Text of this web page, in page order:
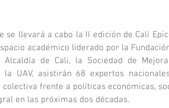
se llevará a cabo la II edición de Cali
académico liderado por la
de Cali, la Sociedad de
UAV, asistirán 68 expertos
frente a políticas económicas,
en las próximas dos décadas.